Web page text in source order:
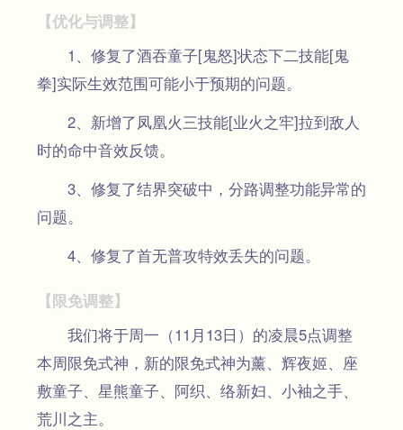
【优化与调整】
1、修复了酒吞童子[鬼怒]状态下二技能[鬼
拳]实际生效范围可能小于预期的问题。
2、新增了凤凰火三技能[业火之牢]拉到敌人
时的命中音效反馈。
3、修复了结界突破中，分路调整功能异常的
问题。
4、修复了首无普攻特效丢失的问题。
【限免调整】
我们将于周一（11月13日）的凌晨5点调整
本周限免式神，新的限免式神为薰、辉夜姬、座
敷童子、星熊童子、阿织、络新妇、小袖之手、
荒川之主。